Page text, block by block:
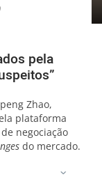
pela
Zhao,
plataforma
negociação
do mercado.